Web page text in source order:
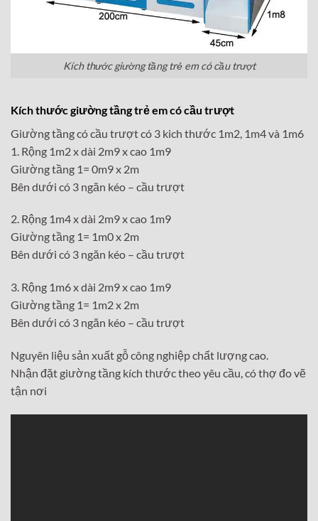
Kích thước giường tầng trẻ em có cầu trượt
Kích thước giường tầng trẻ em có cầu trượt
Giường tầng có cầu trượt có 3 kich thước 1m2, 1m4 và 1m6
1. Rộng 1m2 x dài 2m9 x cao 1m9
Giường tầng 1= 0m9 x 2m
Bên dưới có 3 ngăn kéo – cầu trượt
2. Rộng 1m4 x dài 2m9 x cao 1m9
Giường tầng 1= 1m0 x 2m
Bên dưới có 3 ngăn kéo – cầu trượt
3. Rộng 1m6 x dài 2m9 x cao 1m9
Giường tầng 1= 1m2 x 2m
Bên dưới có 3 ngăn kéo – cầu trượt
Nguyên liệu sản xuất gỗ công nghiệp chất lượng cao.
Nhận đặt giường tầng kích thước theo yêu cầu, có thợ đo vẽ
tận nơi